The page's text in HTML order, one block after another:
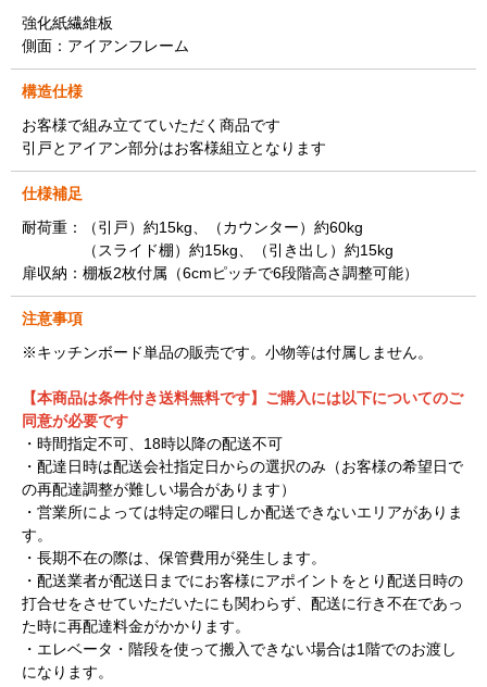
強化紙繊維板
側面：アイアンフレーム
構造仕様
お客様で組み立てていただく商品です
引戸とアイアン部分はお客様組立となります
仕様補足
耐荷重：（引戸）約15kg、（カウンター）約60kg
（スライド棚）約15kg、（引き出し）約15kg
扉収納：棚板2枚付属（6cmピッチで6段階高さ調整可能）
注意事項
※キッチンボード単品の販売です。小物等は付属しません。
【本商品は条件付き送料無料です】ご購入には以下についてのご
同意が必要です
・時間指定不可、18時以降の配送不可
・配達日時は配送会社指定日からの選択のみ（お客様の希望日で
の再配達調整が難しい場合があります）
・営業所によっては特定の曜日しか配送できないエリアがありま
す。
・長期不在の際は、保管費用が発生します。
・配送業者が配送日までにお客様にアポイントをとり配送日時の
打合せをさせていただいたにも関わらず、配送に行き不在であっ
た時に再配達料金がかかります。
・エレベータ・階段を使って搬入できない場合は1階でのお渡し
になります。